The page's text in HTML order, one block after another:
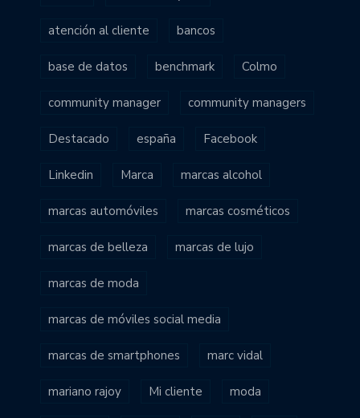
atención al cliente bancos
base de datos benchmark Colmo
community manager community managers
Destacado españa Facebook
Linkedin Marca marcas alcohol
marcas automóviles marcas cosméticos
marcas de belleza marcas de lujo
marcas de moda
marcas de móviles social media
marcas de smartphones marc vidal
mariano rajoy Mi cliente moda